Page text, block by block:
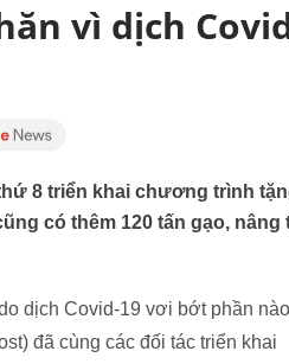
vì dịch
8 triển khai chương trình
có thêm 120 tấn gạo, nâng
dịch Covid-19 vơi bớt phần
đã cùng các đối tác triển khai